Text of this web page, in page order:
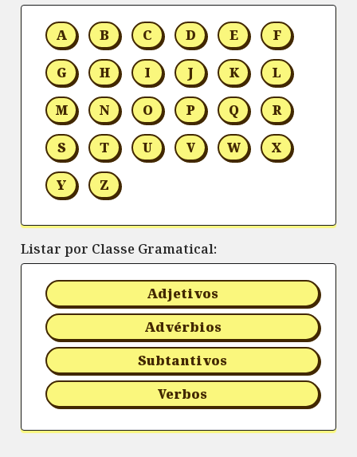
A B C D E F
G H I J K L
M N O P Q R
S T U V W X
Y Z
Listar por Classe Gramatical:
Adjetivos
Advérbios
Subtantivos
Verbos